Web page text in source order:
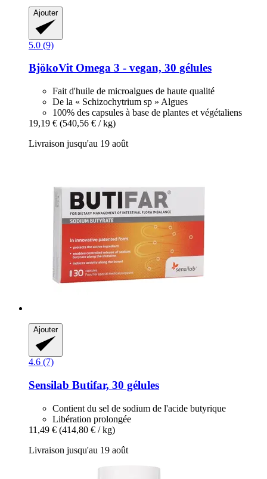
Ajouter
5.0 (9)
BjökoVitOmega 3 -​ vegan, 30 gélules
Fait d'huile de microalgues de haute qualité
De la « Schizochytrium sp » Algues
100% des capsules à base de plantes et végétaliens
19,19 € (540,56 € / kg)
Livraison jusqu'au 19 août
Ajouter
4.6 (7)
Sensilab Butifar, 30 gélules
Contient du sel de sodium de l'acide butyrique
Libération prolongée
11,49 € (414,80 € / kg)
Livraison jusqu'au 19 août